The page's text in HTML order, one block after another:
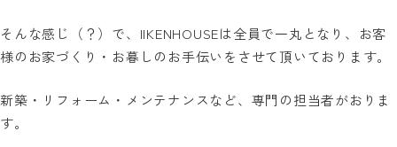
そんな感じ（？）で、IIKENHOUSEは全員で一丸となり、お客
様のお家づくり・お暮しのお手伝いをさせて頂いております。
新築・リフォーム・メンテナンスなど、専門の担当者がおりま
す。